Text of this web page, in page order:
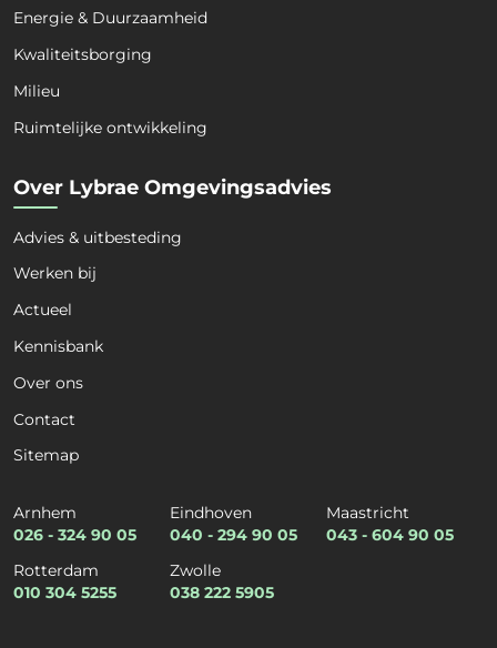
Energie & Duurzaamheid
Kwaliteitsborging
Milieu
Ruimtelijke ontwikkeling
Over Lybrae Omgevingsadvies
Advies & uitbesteding
Werken bij
Actueel
Kennisbank
Over ons
Contact
Sitemap
Arnhem
026 - 324 90 05
Eindhoven
040 - 294 90 05
Maastricht
043 - 604 90 05
Rotterdam
010 304 5255
Zwolle
038 222 5905
Naam*
Telefoon